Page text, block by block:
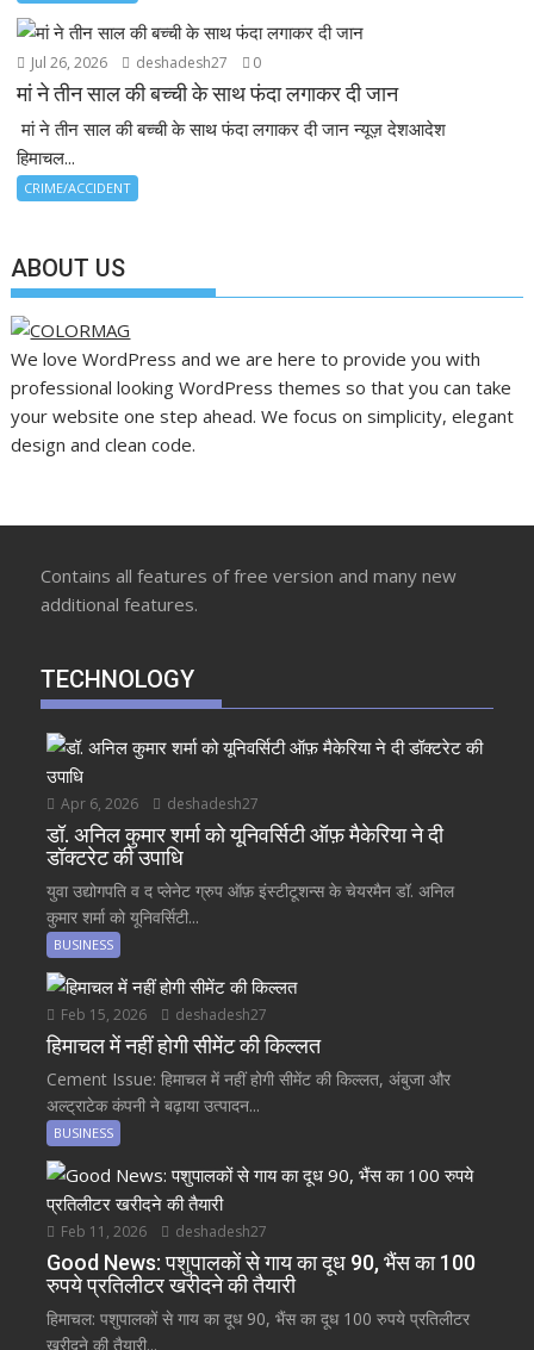
Jul 26, 2026 deshadesh27 0
मां ने तीन साल की बच्ची के साथ फंदा लगाकर दी जान
मां ने तीन साल की बच्ची के साथ फंदा लगाकर दी जान न्यूज़ देशआदेश
हिमाचल...
CRIME/ACCIDENT
ABOUT US
We love WordPress and we are here to provide you with
professional looking WordPress themes so that you can take
your website one step ahead. We focus on simplicity, elegant
design and clean code.
Contains all features of free version and many new
additional features.
TECHNOLOGY
Apr 6, 2026 deshadesh27
डॉ. अनिल कुमार शर्मा को यूनिवर्सिटी ऑफ़ मैकेरिया ने दी
डॉक्टरेट की उपाधि
युवा उद्योगपति व द प्लेनेट ग्रुप ऑफ़ इंस्टीटूशन्स के चेयरमैन डॉ. अनिल
कुमार शर्मा को यूनिवर्सिटी...
BUSINESS
Feb 15, 2026 deshadesh27
हिमाचल में नहीं होगी सीमेंट की किल्लत
Cement Issue: हिमाचल में नहीं होगी सीमेंट की किल्लत, अंबुजा और
अल्ट्राटेक कंपनी ने बढ़ाया उत्पादन...
BUSINESS
Feb 11, 2026 deshadesh27
Good News: पशुपालकों से गाय का दूध 90, भैंस का 100
रुपये प्रतिलीटर खरीदने की तैयारी
हिमाचल: पशुपालकों से गाय का दूध 90, भैंस का दूध 100 रुपये प्रतिलीटर
खरीदने की तैयारी...